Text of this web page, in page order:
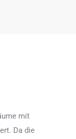
mit
Da die